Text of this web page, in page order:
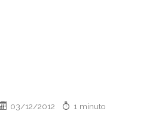
03/12/2012 1 minuto